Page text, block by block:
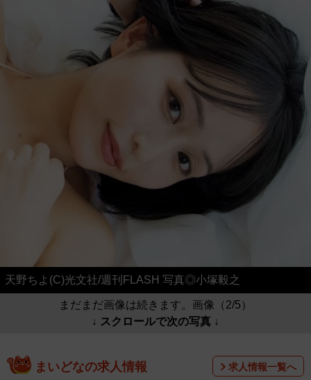
天野ちよ(C)光文社/週刊FLASH 写真◎小塚毅之
まだまだ画像は続きます。画像（2/5）
↓ スクロールで次の写真 ↓
まいどなの求人情報 求人情報一覧へ